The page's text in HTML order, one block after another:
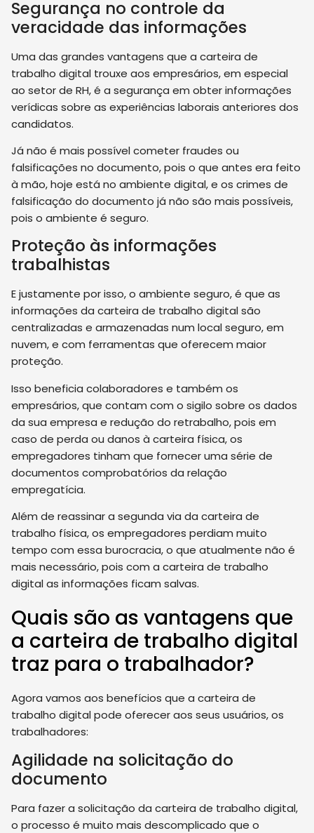
Segurança no controle da
veracidade das informações
Uma das grandes vantagens que a carteira de
trabalho digital trouxe aos empresários, em especial
ao setor de RH, é a segurança em obter informações
verídicas sobre as experiências laborais anteriores dos
candidatos.
Já não é mais possível cometer fraudes ou
falsificações no documento, pois o que antes era feito
à mão, hoje está no ambiente digital, e os crimes de
falsificação do documento já não são mais possíveis,
pois o ambiente é seguro.
Proteção às informações
trabalhistas
E justamente por isso, o ambiente seguro, é que as
informações da carteira de trabalho digital são
centralizadas e armazenadas num local seguro, em
nuvem, e com ferramentas que oferecem maior
proteção.
Isso beneficia colaboradores e também os
empresários, que contam com o sigilo sobre os dados
da sua empresa e redução do retrabalho, pois em
caso de perda ou danos à carteira física, os
empregadores tinham que fornecer uma série de
documentos comprobatórios da relação
empregatícia.
Além de reassinar a segunda via da carteira de
trabalho física, os empregadores perdiam muito
tempo com essa burocracia, o que atualmente não é
mais necessário, pois com a carteira de trabalho
digital as informações ficam salvas.
Quais são as vantagens que
a carteira de trabalho digital
traz para o trabalhador?
Agora vamos aos benefícios que a carteira de
trabalho digital pode oferecer aos seus usuários, os
trabalhadores:
Agilidade na solicitação do
documento
Para fazer a solicitação da carteira de trabalho digital,
o processo é muito mais descomplicado que o